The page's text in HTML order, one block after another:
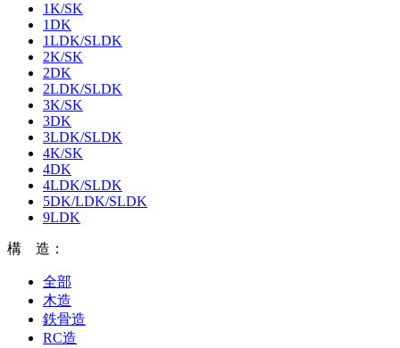
1K/SK
1DK
1LDK/SLDK
2K/SK
2DK
2LDK/SLDK
3K/SK
3DK
3LDK/SLDK
4K/SK
4DK
4LDK/SLDK
5DK/LDK/SLDK
9LDK
構 造：
全部
木造
鉄骨造
RC造